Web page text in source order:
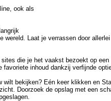
ook als
wereld. Laat je verrassen door
die je het vaakst bezoekt op
favoriete inhoud dankzij verfijnde
wilt bekijken? Eén keer klikken en
Doorzoek de opslag met een